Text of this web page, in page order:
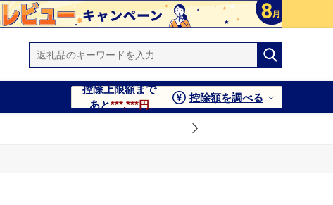
控除上限額まで
あと***,***円
控除額を調べる